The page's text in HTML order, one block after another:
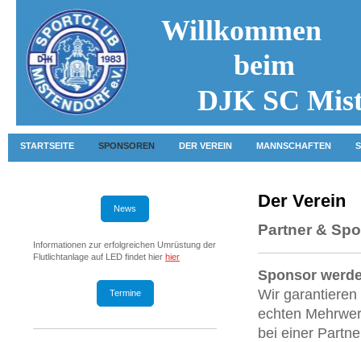
Willkommen
beim
DJK SC
STARTSEITE SPONSOREN DER VEREIN MANNSCHAFTEN
News
Informationen zur erfolgreichen Umrüstung der
Flutlichtanlage auf LED findet hier hier
Termine
Der Verein
Partner &
Sponsor
Wir
echten
bei einer